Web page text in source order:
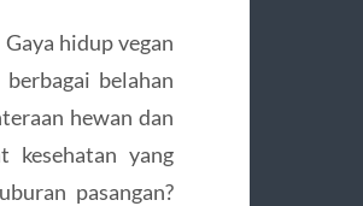
Gaya hidup vegan
belahan
hewan dan
kesehatan yang
pasangan?